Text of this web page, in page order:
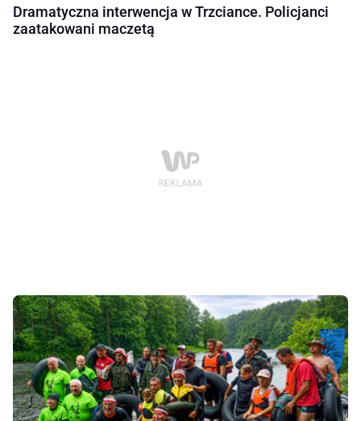
Dramatyczna interwencja w Trzciance. Policjanci
zaatakowani maczetą